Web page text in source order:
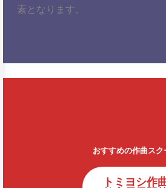
素となります。
おすすめの作曲スク
トミヨシ作